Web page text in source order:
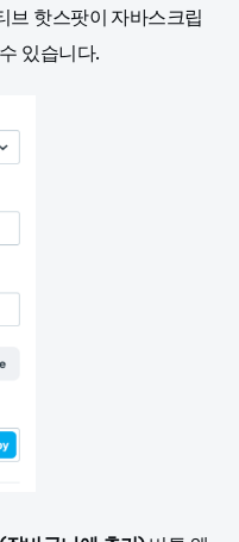
브 핫스팟이자바스크립
있습니다.